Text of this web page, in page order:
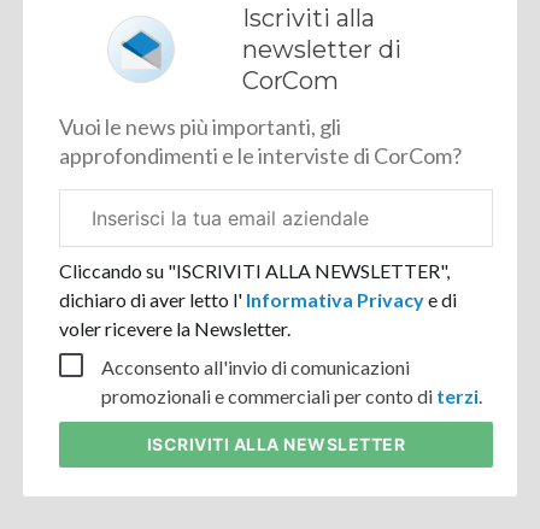
Iscriviti alla
newsletter di
CorCom
Vuoi le news più importanti, gli
approfondimenti e le interviste di CorCom?
aziendale
Cliccando su "ISCRIVITI ALLA NEWSLETTER",
dichiaro di aver letto l' Informativa Privacye di
voler ricevere la Newsletter.
Acconsento all'invio di comunicazioni
promozionali e commerciali per conto di terzi.
ISCRIVITI ALLA NEWSLETTER